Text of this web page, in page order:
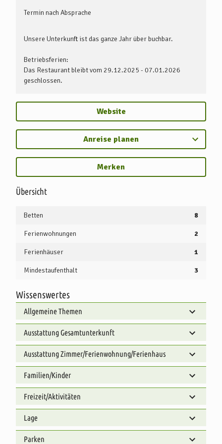
Telefon- und Internet, Bettwäsche und Handtücher (im Preis
Übersicht
Betten 8
Ferienwohnungen 2
Ferienhäuser 1
Mindestaufenthalt 3
Wissenswertes
Allgemeine Themen
Ausstattung Gesamtunterkunft
Ausstattung Zimmer/Ferienwohnung/Ferienhaus
Familien/Kinder
Freizeit/Aktivitäten
Lage
Parken
Termin nach Absprache
Unsere Unterkunft ist das ganze Jahr über buchbar.
Betriebsferien:
Das Restaurant bleibt vom 29.12.2025 - 07.01.2026
geschlossen.
Website
Anreise planen
Merken